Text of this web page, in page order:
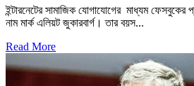
ইন্টারনেটের সামাজিক যোগাযোগের মাধ্যম ফেসবুকের
নাম মার্ক এলিয়ট জুকারবার্গ। তার বয়স...
Read More